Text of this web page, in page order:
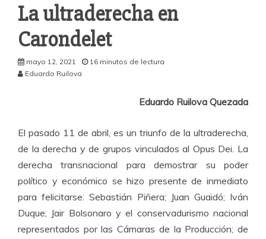
La ultraderecha en
Carondelet
mayo 12, 2021
16 minutos de lectura
Eduardo Ruilova
Eduardo Ruilova Quezada
El pasado 11 de abril, es un triunfo de la ultraderecha,
de la derecha y de grupos vinculados al Opus Dei. La
derecha transnacional para demostrar su poder
político y económico se hizo presente de inmediato
para felicitarse: Sebastián Piñera; Juan Guaidó; Iván
Duque; Jair Bolsonaro y el conservadurismo nacional
representados por las Cámaras de la Producción; de